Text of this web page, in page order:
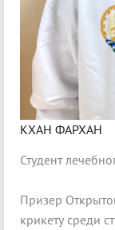
КХАН ФАРХАН
Студент
Призер
крикету среди